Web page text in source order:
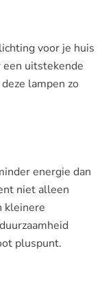
voor je huis
een uitstekende
lampen zo
energie dan
niet alleen
kleinere
pluspunt.